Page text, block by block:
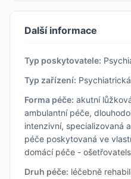
Další informace
Typ poskytovatele:
Typ zařízení:
Forma péče: akutní
ambulantní péče,
intenzivní, specializovaná
péče poskytovaná ve
domácí péče -
Druh péče: léčebně